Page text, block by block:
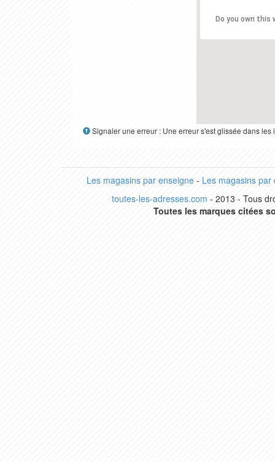
Do you own this
Signaler une erreur : Une erreur s'est glissée dans
Les magasins par enseigne- Les magasins par
toutes-les-adresses.com - 2013 - Tous
Toutes les marques citées